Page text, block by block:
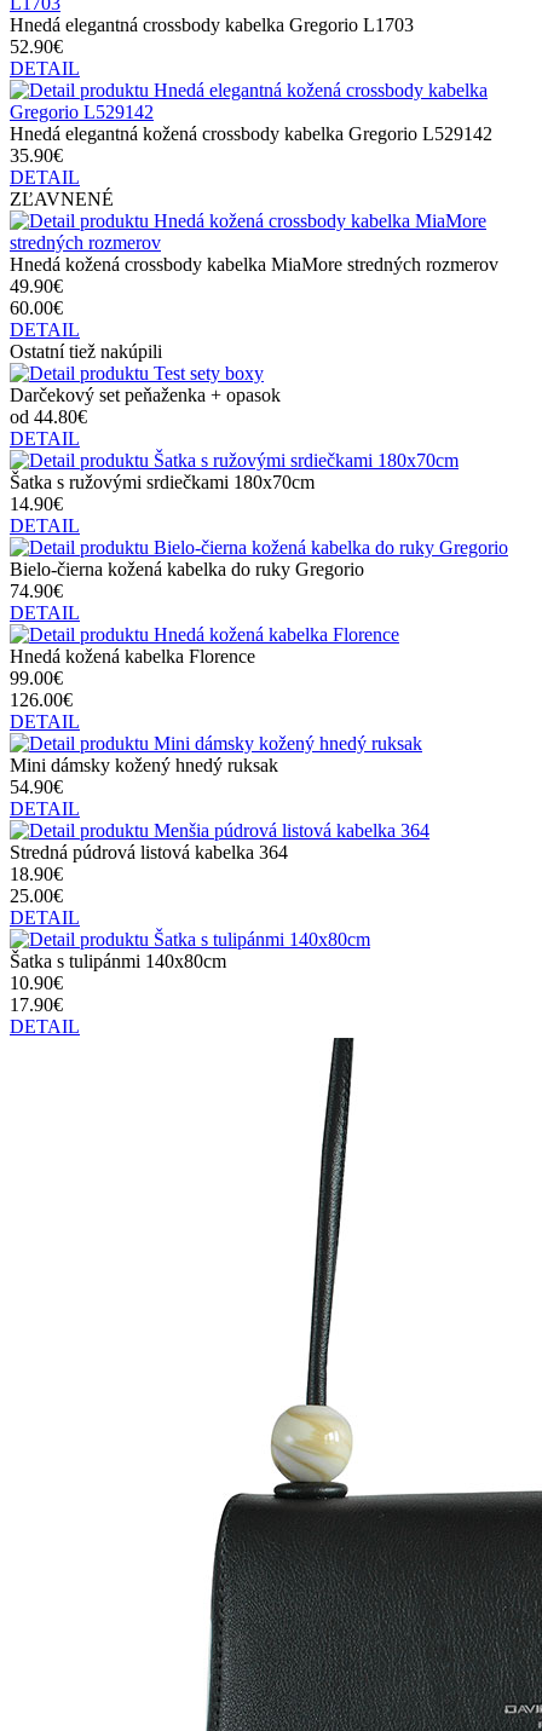
Hnedá elegantná crossbody kabelka Gregorio L1703
52.90€
DETAIL
Hnedá elegantná kožená crossbody kabelka Gregorio L529142
35.90€
DETAIL
ZĽAVNENÉ
Hnedá kožená crossbody kabelka MiaMore stredných rozmerov
49.90€
60.00€
DETAIL
Ostatní tiež nakúpili
Darčekový set peňaženka + opasok
od 44.80€
DETAIL
Šatka s ružovými srdiečkami 180x70cm
14.90€
DETAIL
Bielo-čierna kožená kabelka do ruky Gregorio
74.90€
DETAIL
Hnedá kožená kabelka Florence
99.00€
126.00€
DETAIL
Mini dámsky kožený hnedý ruksak
54.90€
DETAIL
Stredná púdrová listová kabelka 364
18.90€
25.00€
DETAIL
Šatka s tulipánmi 140x80cm
10.90€
17.90€
DETAIL